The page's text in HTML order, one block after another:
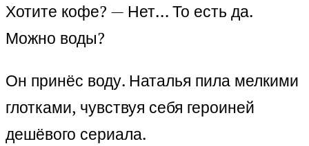
Хотите кофе? — Нет… То есть да.
Можно воды?
Он принёс воду. Наталья пила мелкими
глотками, чувствуя себя героиней
дешёвого сериала.